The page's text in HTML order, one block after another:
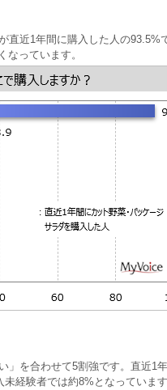
直近1年間に購入した人の93.5%
なっています。
」を合わせて5割強です。直近1
経験者では約8%となっていま